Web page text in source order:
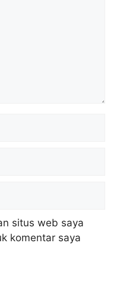
situs web saya
komentar saya